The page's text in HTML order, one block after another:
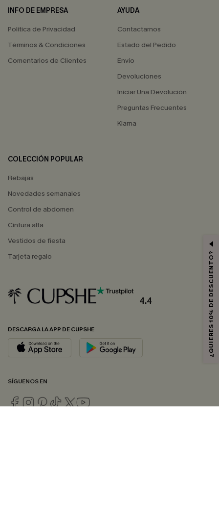
INFO DE EMPRESA
Política de Privacidad
Términos & Condiciones
Comentarios de Clientes
AYUDA
Contactarnos
Estado del Pedido
Envío
Devoluciones
Iniciar Una Devolución
Preguntas Frecuentes
Klarna
COLECCIÓN POPULAR
Rebajas
Novedades semanales
Control de abdomen
Cintura alta
Vestidos de fiesta
Tarjeta regalo
4.4
DESCARGA LA APP DE CUPSHE
SÍGUENOS EN
¿QUIERES 10% DE DESCUENTO?